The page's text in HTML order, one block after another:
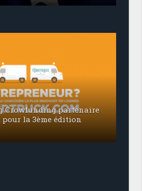
Crowfunding partenaire
la 3ème édition